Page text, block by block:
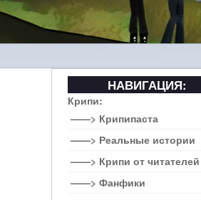
НАВИГАЦИЯ:
Крипи:
——> Крипипаста
——> Реальные истории
——> Крипи от читателей
——> Фанфики